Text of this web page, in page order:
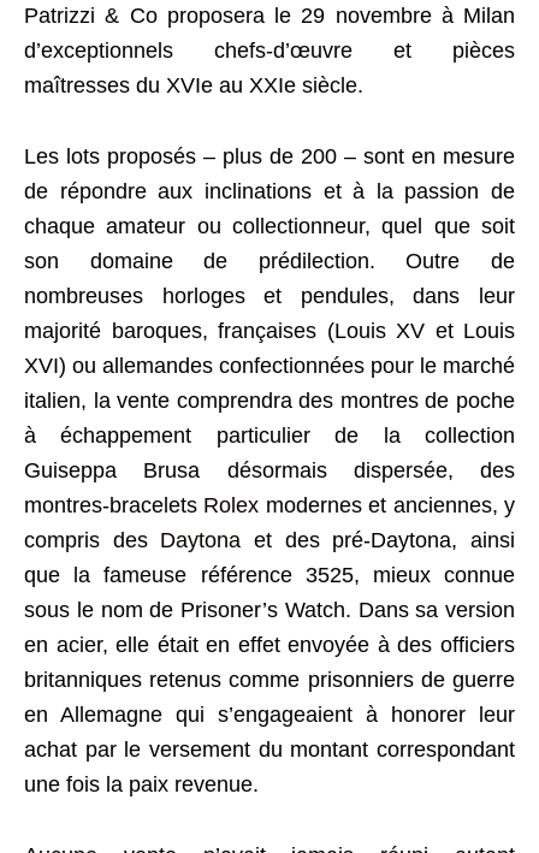
Patrizzi & Co proposera le 29 novembre à Milan
d’exceptionnels chefs-d’œuvre et pièces
maîtresses du XVIe au XXIe siècle.
Les lots proposés – plus de 200 – sont en mesure
de répondre aux inclinations et à la passion de
chaque amateur ou collectionneur, quel que soit
son domaine de prédilection. Outre de
nombreuses horloges et pendules, dans leur
majorité baroques, françaises (Louis XV et Louis
XVI) ou allemandes confectionnées pour le marché
italien, la vente comprendra des montres de poche
à échappement particulier de la collection
Guiseppa Brusa désormais dispersée, des
montres-bracelets Rolex modernes et anciennes, y
compris des Daytona et des pré-Daytona, ainsi
que la fameuse référence 3525, mieux connue
sous le nom de Prisoner’s Watch. Dans sa version
en acier, elle était en effet envoyée à des officiers
britanniques retenus comme prisonniers de guerre
en Allemagne qui s’engageaient à honorer leur
achat par le versement du montant correspondant
une fois la paix revenue.